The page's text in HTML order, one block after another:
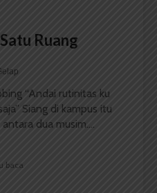
Ruang
“Andai rutinitas ku
Siang di kampus itu
dua musim....
baca